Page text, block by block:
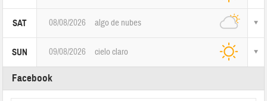
SAT 08/08/2026 algo de nubes
SUN 09/08/2026 cielo claro
Facebook